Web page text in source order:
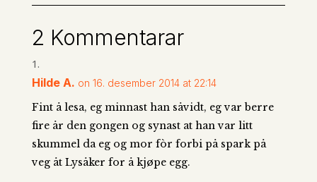
2 Kommentarar
Hilde A. on 16. desember 2014 at 22:14
Fint å lesa, eg minnast han såvidt, eg var berre
fire år den gongen og synast at han var litt
skummel da eg og mor fòr forbi på spark på
veg åt Lysåker for å kjøpe egg.